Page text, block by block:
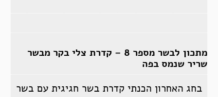
מתכון לבשר מספר 8 – קדרת צלי בקר מבשר
שריר שנמס בפה
בחג האחרון הכנתי קדרת בשר חגיגית עם בשר